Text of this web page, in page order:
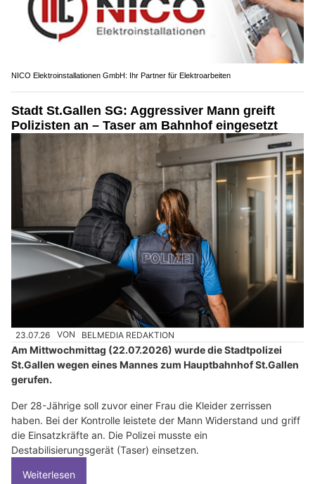
NICO Elektroinstallationen GmbH: Ihr Partner für Elektroarbeiten
Stadt St.Gallen SG: Aggressiver Mann greift
Polizisten an – Taser am Bahnhof eingesetzt
23.07.26 VON BELMEDIA REDAKTION
Am Mittwochmittag (22.07.2026) wurde die Stadtpolizei
St.Gallen wegen eines Mannes zum Hauptbahnhof St.Gallen
gerufen.
Der 28-Jährige soll zuvor einer Frau die Kleider zerrissen
haben. Bei der Kontrolle leistete der Mann Widerstand und griff
die Einsatzkräfte an. Die Polizei musste ein
Destabilisierungsgerät (Taser) einsetzen.
Weiterlesen